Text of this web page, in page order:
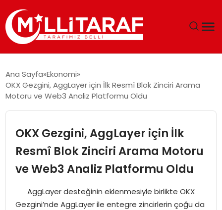
ÖZEL SAYFALAR
SPOR
SIYASET
Ana Sayfa Ekonomi
OKX Gezgini, AggLayer için İlk Resmî Blok Zinciri Arama
Motoru ve Web3 Analiz Platformu Oldu
OKX Gezgini, AggLayer için İlk
Resmî Blok Zinciri Arama Motoru
ve Web3 Analiz Platformu Oldu
AggLayer desteğinin eklenmesiyle birlikte OKX
Gezgini’nde AggLayer ile entegre zincirlerin çoğu da